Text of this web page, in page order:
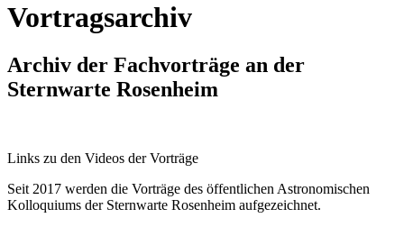
Vortragsarchiv
Archiv der Fachvorträge an der
Sternwarte Rosenheim
Links zu den Videos der Vorträge
Seit 2017 werden die Vorträge des öffentlichen Astronomischen
Kolloquiums der Sternwarte Rosenheim aufgezeichnet.